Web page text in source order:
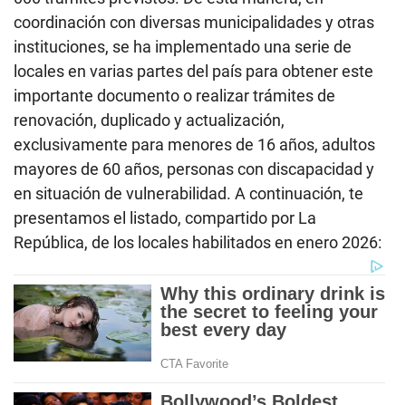
coordinación con diversas municipalidades y otras
instituciones, se ha implementado una serie de
locales en varias partes del país para obtener este
importante documento o realizar trámites de
renovación, duplicado y actualización,
exclusivamente para menores de 16 años, adultos
mayores de 60 años, personas con discapacidad y
en situación de vulnerabilidad. A continuación, te
presentamos el listado, compartido por La
República, de los locales habilitados en enero 2026: